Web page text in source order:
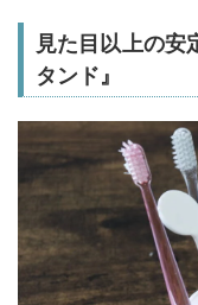
見た目以上の安
タンド』